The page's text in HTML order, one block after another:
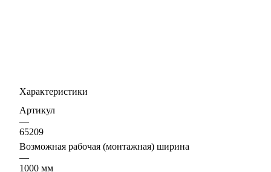
Характеристики
Артикул
—
65209
Возможная рабочая (монтажная) ширина
—
1000 мм